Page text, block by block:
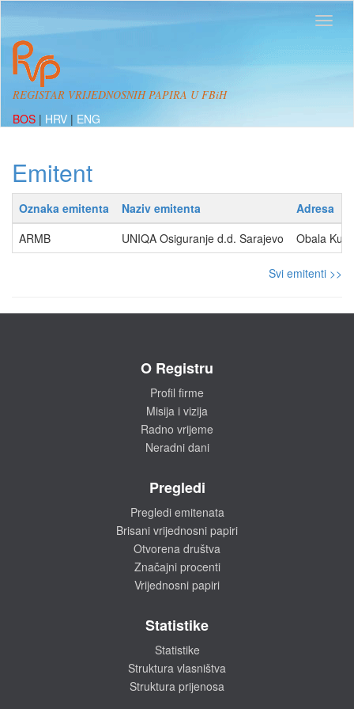
REGISTAR VRIJEDNOSNIH PAPIRA U FBiH
BOS | HRV | ENG
Emitent
Oznaka emitenta Naziv emitenta
Adresa
ARMB
UNIQA Osiguranje d.d. Sarajevo Obala
Svi emitenti >>
O Registru
Profil firme
Misija i vizija
Radno vrijeme
Neradni dani
Pregledi
Pregledi emitenata
Brisani vrijednosni papiri
Otvorena društva
Značajni procenti
Vrijednosni papiri
Statistike
Statistike
Struktura vlasništva
Struktura prijenosa